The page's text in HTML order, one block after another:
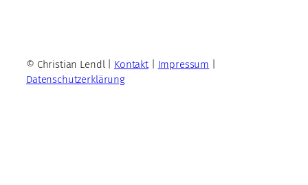
© Christian Lendl | Kontakt| Impressum
Datenschutzerklärung